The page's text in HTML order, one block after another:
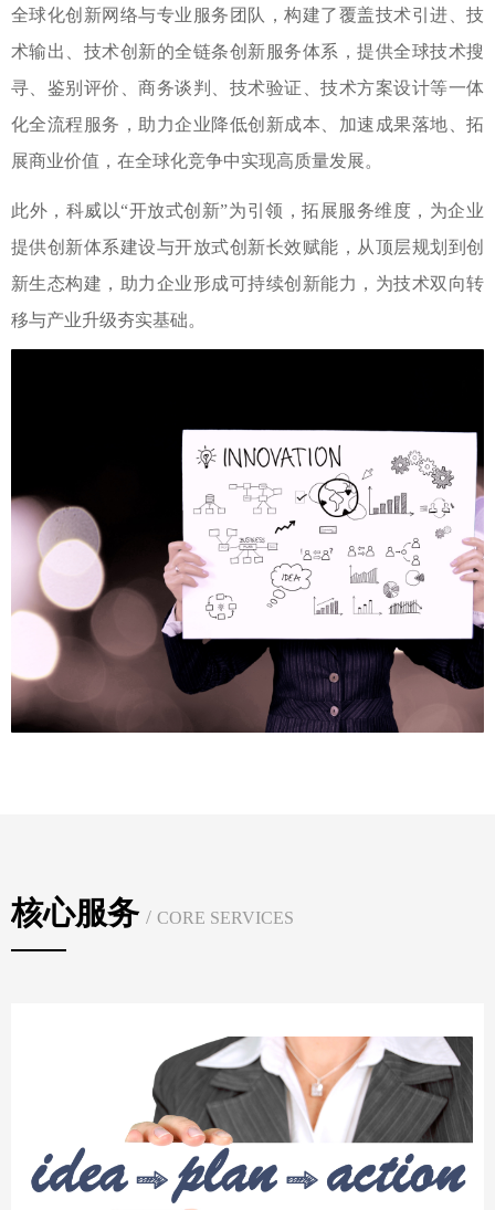
全球化创新网络与专业服务团队，构建了覆盖技术引进、技
术输出、技术创新的全链条创新服务体系，提供全球技术搜
寻、鉴别评价、商务谈判、技术验证、技术方案设计等一体
化全流程服务，助力企业降低创新成本、加速成果落地、拓
展商业价值，在全球化竞争中实现高质量发展。
此外，科威以“开放式创新”为引领，拓展服务维度，为企业
提供创新体系建设与开放式创新长效赋能，从顶层规划到创
新生态构建，助力企业形成可持续创新能力，为技术双向转
移与产业升级夯实基础。
核心服务 / CORE SERVICES